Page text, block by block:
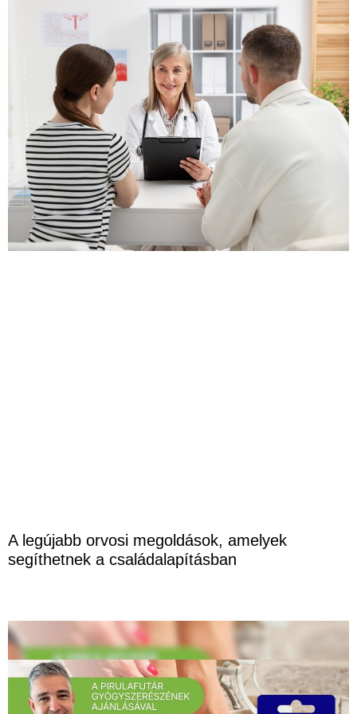
A legújabb orvosi megoldások, amelyek
segíthetnek a családalapításban